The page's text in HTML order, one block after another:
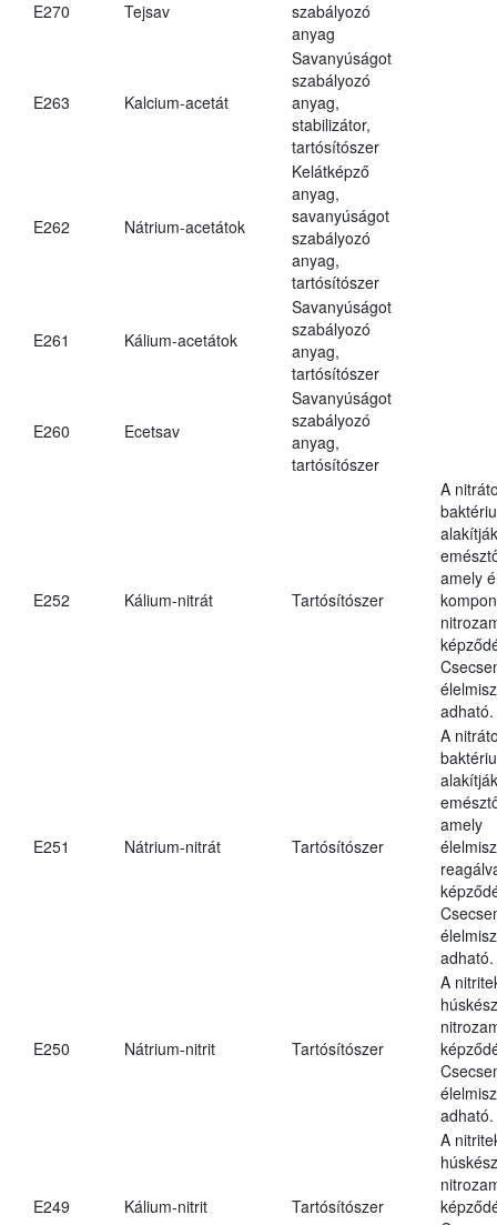
E270 Tejsav
szabályozó
anyag
E263 Kalcium-acetát
Savanyúságot
szabályozó
anyag,
stabilizátor,
tartósítószer
E262 Nátrium-acetátok
Kelátképző
anyag,
savanyúságot
szabályozó
anyag,
tartósítószer
E261 Kálium-acetátok
Savanyúságot
szabályozó
anyag,
tartósítószer
E260 Ecetsav
Savanyúságot
szabályozó
anyag,
tartósítószer
E252 Kálium-nitrát Tartósítószer
A
amely
adható.
E251 Nátrium-nitrát Tartósítószer
A
amely
adható.
E250 Nátrium-nitrit Tartósítószer
A
adható.
E249 Kálium-nitrit Tartósítószer
A